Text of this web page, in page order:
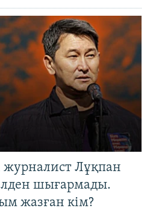
журналист Лұқпан
шығармады.
жазған кім?